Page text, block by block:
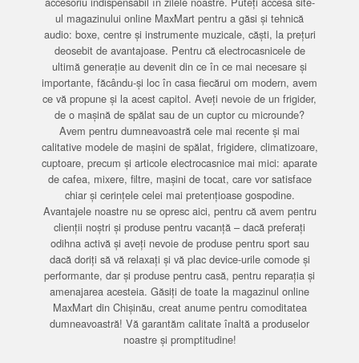
ul magazinului online MaxMart pentru a găsi și tehnică
audio: boxe, centre și instrumente muzicale, căști, la prețuri
deosebit de avantajoase. Pentru că electrocasnicele de
ultimă generație au devenit din ce în ce mai necesare și
importante, făcându-și loc în casa fiecărui om modern, avem
ce vă propune și la acest capitol. Aveți nevoie de un frigider,
de o mașină de spălat sau de un cuptor cu microunde?
Avem pentru dumneavoastră cele mai recente și mai
calitative modele de mașini de spălat, frigidere, climatizoare,
cuptoare, precum și articole electrocasnice mai mici: aparate
de cafea, mixere, filtre, mașini de tocat, care vor satisface
chiar și cerințele celei mai pretențioase gospodine.
Avantajele noastre nu se opresc aici, pentru că avem pentru
clienții noștri și produse pentru vacanță – dacă preferați
odihna activă și aveți nevoie de produse pentru sport sau
dacă doriți să vă relaxați și vă plac device-urile comode și
performante, dar și produse pentru casă, pentru reparația și
amenajarea acesteia. Găsiți de toate la magazinul online
MaxMart din Chișinău, creat anume pentru comoditatea
dumneavoastră! Vă garantăm calitate înaltă a produselor
noastre și promptitudine!